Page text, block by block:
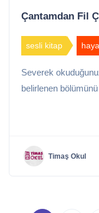
Çantamdan Fil
sesli kitap
Severek
belirlenen
Timaş Okul